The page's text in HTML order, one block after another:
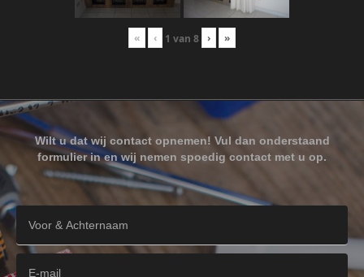
« ‹ 1 van 8 › »
Wilt u dat wij contact opnemen! Vul dan onderstaand
formulier in en wij nemen spoedig contact met u op.